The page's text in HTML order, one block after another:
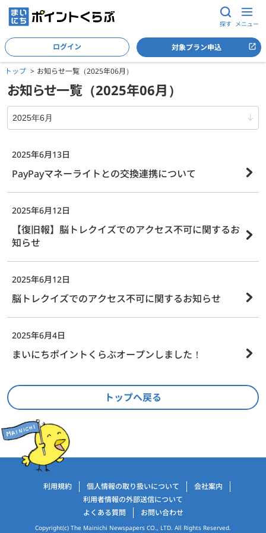
探す メニュー
ログイン 対象プラン申込
トップ お知らせ一覧（2025年06月）
お知らせ一覧（2025年06月）
2025年6月13日
PayPayマネーライトとの交換連携について
2025年6月12日
【復旧報】脳トレクイズでのアクセス不可に関するお
知らせ
2025年6月12日
脳トレクイズでのアクセス不可に関するお知らせ
2025年6月4日
まいにちポイントくらぶオープンしました！
トップへ戻る
運営会社情報利用規約 個人情報の取り扱いについて
会社案内
利用者情報の外部送信について
よくある質問
お問い合わせ
Copyright(c) The Mainichi Newspapers CO., LTD. All Rights Reserved.